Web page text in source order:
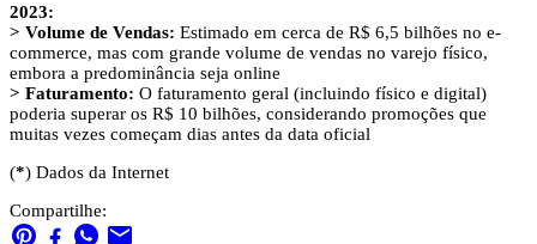
2023:
> Volume de Vendas: Estimado em cerca de R$ 6,5 bilhões no e-
commerce, mas com grande volume de vendas no varejo físico,
embora a predominância seja online
> Faturamento: O faturamento geral (incluindo físico e digital)
poderia superar os R$ 10 bilhões, considerando promoções que
muitas vezes começam dias antes da data oficial
(*) Dados da Internet
Compartilhe: